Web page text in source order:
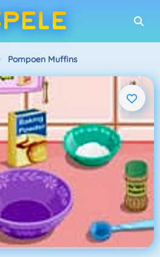
Pompoen Muffins